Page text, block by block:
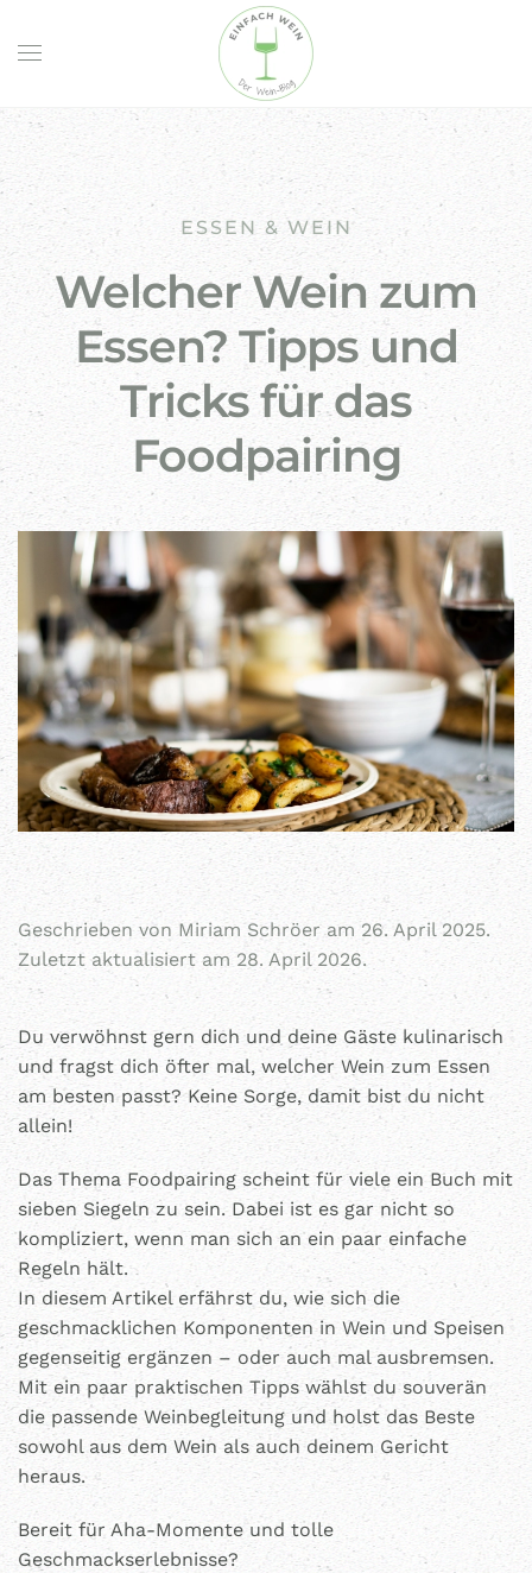
Skip to main content
ESSEN & WEIN
Welcher Wein zum
Essen? Tipps und
Tricks für das
Foodpairing
Geschrieben von Miriam Schröer am26. April 2025.
Zuletzt aktualisiert am 28. April 2026.
Du verwöhnst gern dich und deine Gäste kulinarisch
und fragst dich öfter mal, welcher Wein zum Essen
am besten passt? Keine Sorge, damit bist du nicht
allein!
Das Thema Foodpairing scheint für viele ein Buch mit
sieben Siegeln zu sein. Dabei ist es gar nicht so
kompliziert, wenn man sich an ein paar einfache
Regeln hält.
In diesem Artikel erfährst du, wie sich die
geschmacklichen Komponenten in Wein und Speisen
gegenseitig ergänzen – oder auch mal ausbremsen.
Mit ein paar praktischen Tipps wählst du souverän
die passende Weinbegleitung und holst das Beste
sowohl aus dem Wein als auch deinem Gericht
heraus.
Bereit für Aha-Momente und tolle
Geschmackserlebnisse?